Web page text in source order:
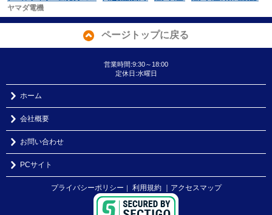
ヤマダ電機
ページトップに戻る
営業時間:9:30～18:00
定休日:水曜日
ホーム
会社概要
お問い合わせ
PCサイト
プライバシーポリシー ｜ 利用規約 ｜アクセスマップ